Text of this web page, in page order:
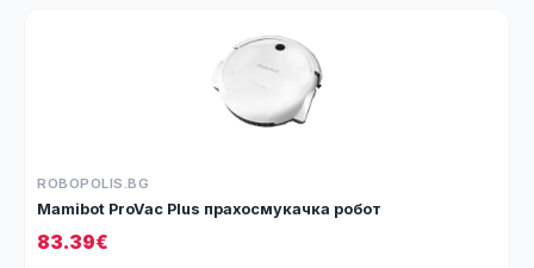
ROBOPOLIS.BG
Mamibot ProVac Plus прахосмукачка робот
83.39€